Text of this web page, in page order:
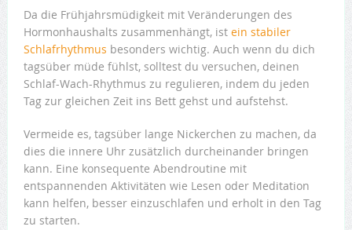
Da die Frühjahrsmüdigkeit mit Veränderungen des
Hormonhaushalts zusammenhängt, ist ein stabiler
Schlafrhythmus besonders wichtig. Auch wenn du dich
tagsüber müde fühlst, solltest du versuchen, deinen
Schlaf-Wach-Rhythmus zu regulieren, indem du jeden
Tag zur gleichen Zeit ins Bett gehst und aufstehst.
Vermeide es, tagsüber lange Nickerchen zu machen, da
dies die innere Uhr zusätzlich durcheinander bringen
kann. Eine konsequente Abendroutine mit
entspannenden Aktivitäten wie Lesen oder Meditation
kann helfen, besser einzuschlafen und erholt in den Tag
zu starten.